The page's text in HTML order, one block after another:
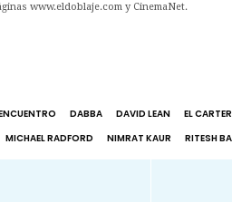
www.eldoblaje.com y CinemaNet.
DABBA DAVID LEAN EL
MICHAEL RADFORD NIMRAT KAUR RITESH